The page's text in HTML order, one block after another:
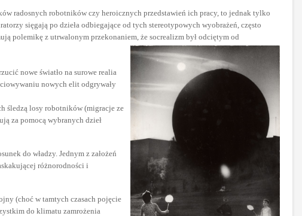
radosnych robotników czy heroicznych przedstawień ich pracy, to jednak tylko
sięgają po dzieła odbiegające od tych stereotypowych wyobrażeń, często
polemikę z utrwalonym przekonaniem, że socrealizm był odciętym od
nowe światło na surowe realia
nowych elit odgrywały
śledzą losy robotników (migracje ze
za pomocą wybranych dzieł
do władzy. Jednym z założeń
różnorodności i
(choć w tamtych czasach pojęcie
do klimatu zamrożenia